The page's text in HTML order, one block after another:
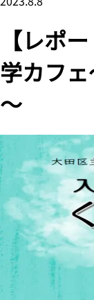
【レポ
学カフ
～